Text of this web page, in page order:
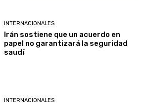
INTERNACIONALES
Irán sostiene que un acuerdo en
papel no garantizará la seguridad
saudí
INTERNACIONALES